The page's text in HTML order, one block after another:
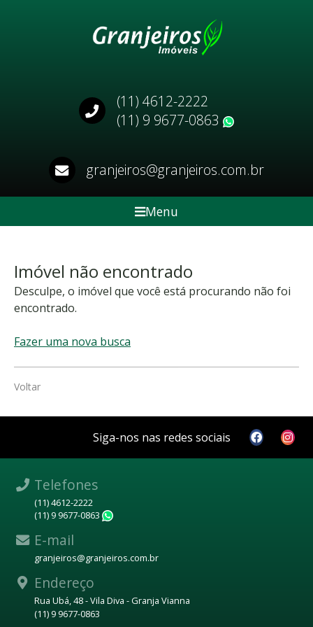
(11) 4612-2222
(11) 9 9677-0863
granjeiros@granjeiros.com.br
Menu
Imóvel não encontrado
Desculpe, o imóvel que você está procurando não foi
encontrado.
Fazer uma nova busca
Voltar
Siga-nos nas redes sociais
Telefones
(11) 4612-2222
(11) 9 9677-0863
E-mail
granjeiros@granjeiros.com.br
Endereço
Rua Ubá, 48 - Vila Diva - Granja Vianna
(11) 9 9677-0863